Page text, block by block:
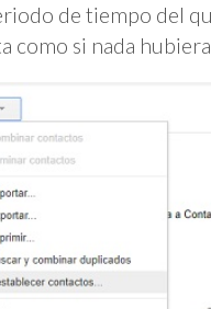
de tiempo del
como si nada hubiera